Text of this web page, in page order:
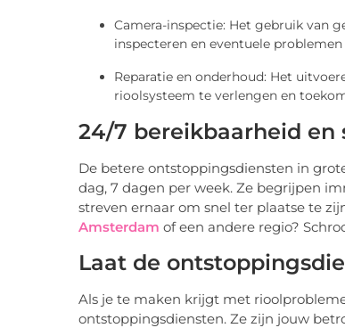
Camera-inspectie: Het gebruik van
inspecteren en eventuele
Reparatie en onderhoud: Het
rioolsysteem te verlengen en
24/7 bereikbaarheid en
De betere ontstoppingsdiensten in
dag, 7 dagen per week. Ze begrijpen
streven ernaar om snel ter plaatse te
Amsterdam of een andere regio?
Laat de
Als je te maken krijgt met
ontstoppingsdiensten. Ze zijn jouw